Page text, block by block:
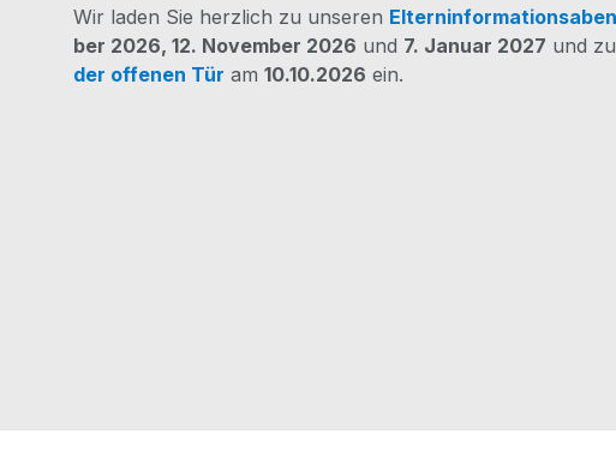
Wir laden Sie herz­lich zu unse­ren
ber 2026, 12. Novem­ber 2026 und 7. Janu­ar 2027 und
der offe­nen Tür am 10.10.2026 ein.